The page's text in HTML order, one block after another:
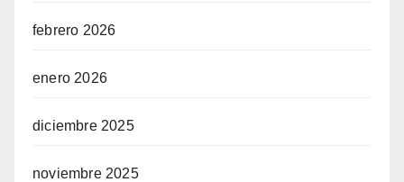
febrero 2026
enero 2026
diciembre 2025
noviembre 2025